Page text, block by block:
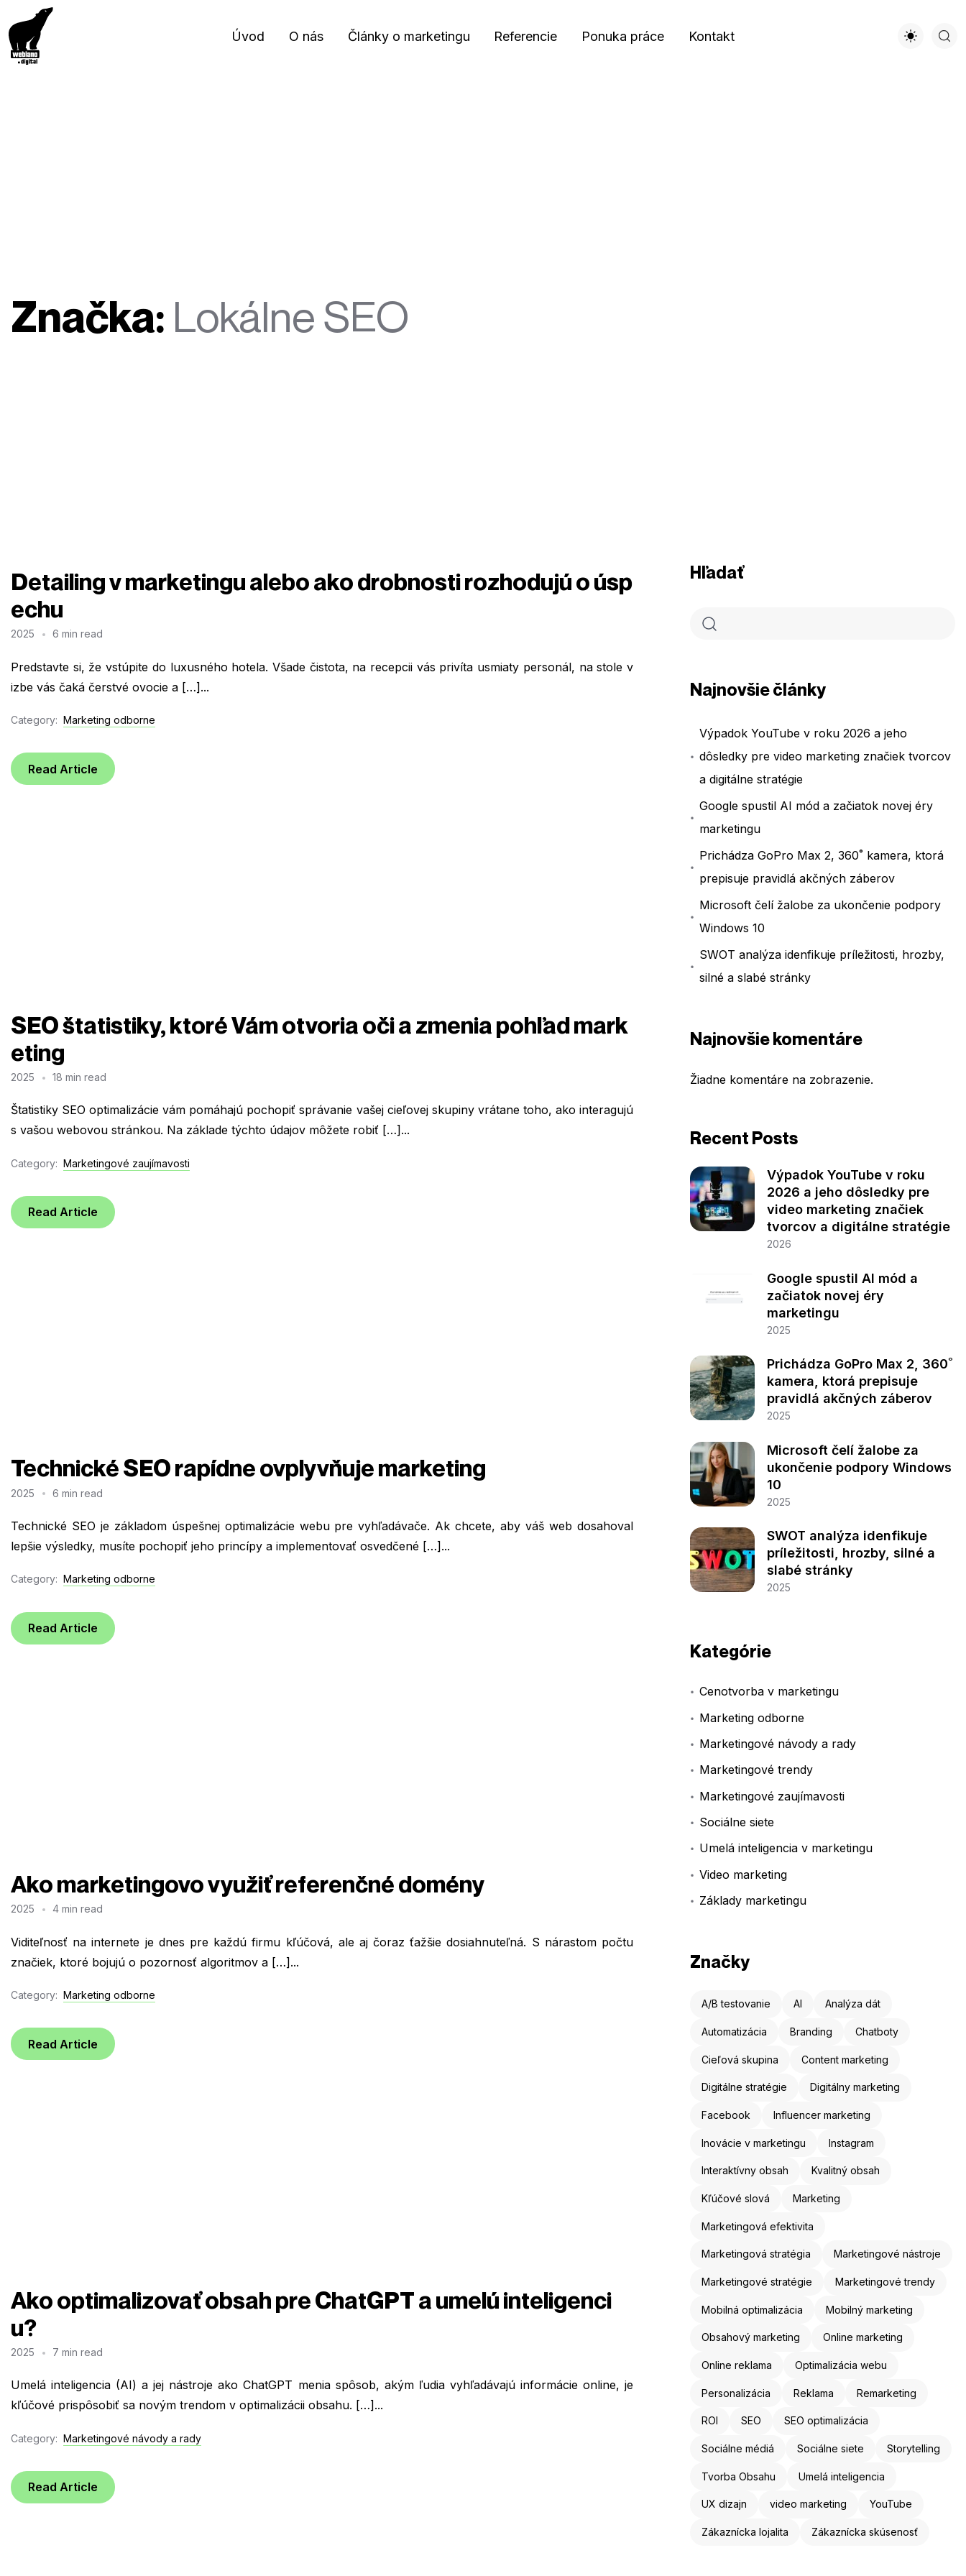
Úvod O nás Články o marketingu Referencie Ponuka práce Kontakt
Značka: Lokálne SEO
Detailing v marketingu alebo ako drobnosti rozhodujú o úsp
echu
2025 6 min read
Predstavte si, že vstúpite do luxusného hotela. Všade čistota, na recepcii vás privíta usmiaty personál, na stole v
izbe vás čaká čerstvé ovocie a […]...
Category: Marketing odborne
Read Article
SEO štatistiky, ktoré Vám otvoria oči a zmenia pohľad mark
eting
2025 18 min read
Štatistiky SEO optimalizácie vám pomáhajú pochopiť správanie vašej cieľovej skupiny vrátane toho, ako interagujú
s vašou webovou stránkou. Na základe týchto údajov môžete robiť […]...
Category: Marketingové zaujímavosti
Read Article
Technické SEO rapídne ovplyvňuje marketing
2025 6 min read
Technické SEO je základom úspešnej optimalizácie webu pre vyhľadávače. Ak chcete, aby váš web dosahoval
lepšie výsledky, musíte pochopiť jeho princípy a implementovať osvedčené […]...
Category: Marketing odborne
Read Article
Ako marketingovo využiť referenčné domény
2025 4 min read
Viditeľnosť na internete je dnes pre každú firmu kľúčová, ale aj čoraz ťažšie dosiahnuteľná. S nárastom počtu
značiek, ktoré bojujú o pozornosť algoritmov a […]...
Category: Marketing odborne
Read Article
Ako optimalizovať obsah pre ChatGPT a umelú inteligenci
u?
2025 7 min read
Umelá inteligencia (AI) a jej nástroje ako ChatGPT menia spôsob, akým ľudia vyhľadávajú informácie online, je
kľúčové prispôsobiť sa novým trendom v optimalizácii obsahu. […]...
Category: Marketingové návody a rady
Read Article
Hľadať
Najnovšie články
Výpadok YouTube v roku 2026 a jeho
dôsledky pre video marketing značiek tvorcov
a digitálne stratégie
Google spustil AI mód a začiatok novej éry
marketingu
Prichádza GoPro Max 2, 360˚ kamera, ktorá
prepisuje pravidlá akčných záberov
Microsoft čelí žalobe za ukončenie podpory
Windows 10
SWOT analýza idenfikuje príležitosti, hrozby,
silné a slabé stránky
Najnovšie komentáre
Žiadne komentáre na zobrazenie.
Recent Posts
Výpadok YouTube v roku
2026 a jeho dôsledky pre
video marketing značiek
tvorcov a digitálne stratégie
2026
Google spustil AI mód a
začiatok novej éry
marketingu
2025
Prichádza GoPro Max 2, 360˚
kamera, ktorá prepisuje
pravidlá akčných záberov
2025
Microsoft čelí žalobe za
ukončenie podpory Windows
10
2025
SWOT analýza idenfikuje
príležitosti, hrozby, silné a
slabé stránky
2025
Kategórie
Cenotvorba v marketingu
Marketing odborne
Marketingové návody a rady
Marketingové trendy
Marketingové zaujímavosti
Sociálne siete
Umelá inteligencia v marketingu
Video marketing
Základy marketingu
Značky
A/B testovanie AI Analýza dát
Automatizácia Branding Chatboty
Cieľová skupina Content marketing
Digitálne stratégie Digitálny marketing
Facebook Influencer marketing
Inovácie v marketingu Instagram
Interaktívny obsah Kvalitný obsah
Kľúčové slová Marketing
Marketingová efektivita
Marketingová stratégia Marketingové nástroje
Marketingové stratégie Marketingové trendy
Mobilná optimalizácia Mobilný marketing
Obsahový marketing Online marketing
Online reklama Optimalizácia webu
Personalizácia Reklama Remarketing
ROI SEO SEO optimalizácia
Sociálne médiá Sociálne siete Storytelling
Tvorba Obsahu Umelá inteligencia
UX dizajn video marketing YouTube
Zákaznícka lojalita Zákaznícka skúsenosť